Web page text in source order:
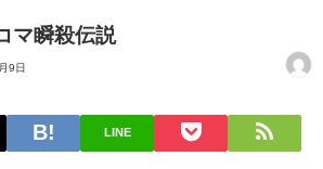
マ瞬殺伝説
9日
LINE